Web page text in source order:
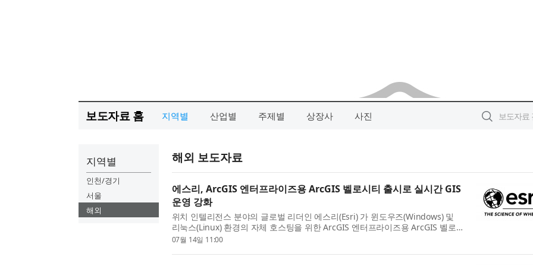
보도자료 홈 지역별 산업별 주제별 상장사 사진
지역별
인천/경기
서울
해외
해외 보도자료
에스리, ArcGIS 엔터프라이즈용 ArcGIS 벨로시티 출시로 실시간 GIS
운영 강화
위치 인텔리전스 분야의 글로벌 리더인 에스리(Esri) 가 윈도우즈(Windows) 및
리눅스(Linux) 환경의 자체 호스팅을 위한 ArcGIS 엔터프라이즈용 ArcGIS 벨로시
티(ArcGIS Velocity for ArcGIS Enterprise)의 일반 공급을 발표했다. 이는 조직이
07월 14일 11:00